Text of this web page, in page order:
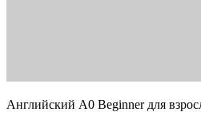
Английский A0 Beginner для